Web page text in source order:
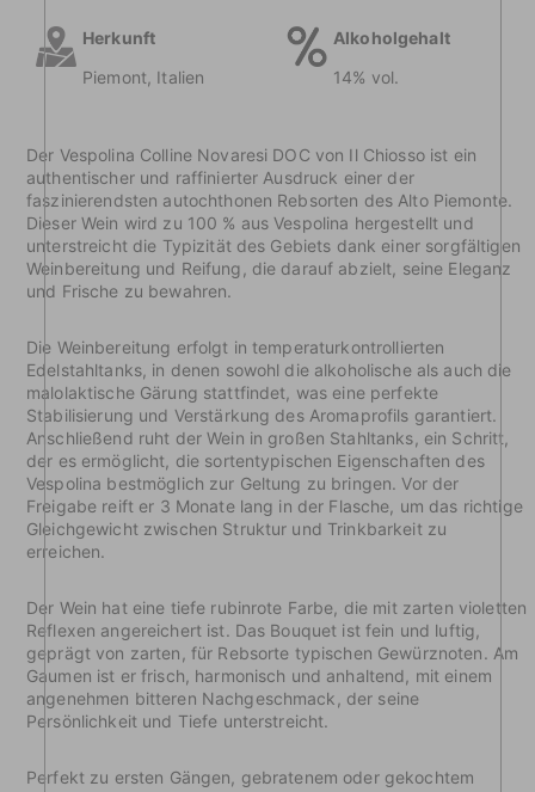
Herkunft
Piemont, Italien
Alkoholgehalt
14% vol.
Der Vespolina Colline Novaresi DOC von Il Chiosso ist ein
authentischer und raffinierter Ausdruck einer der
faszinierendsten autochthonen Rebsorten des Alto Piemonte.
Dieser Wein wird zu 100 % aus Vespolina hergestellt und
unterstreicht die Typizität des Gebiets dank einer sorgfältigen
Weinbereitung und Reifung, die darauf abzielt, seine Eleganz
und Frische zu bewahren.
Die Weinbereitung erfolgt in temperaturkontrollierten
Edelstahltanks, in denen sowohl die alkoholische als auch die
malolaktische Gärung stattfindet, was eine perfekte
Stabilisierung und Verstärkung des Aromaprofils garantiert.
Anschließend ruht der Wein in großen Stahltanks, ein Schritt,
der es ermöglicht, die sortentypischen Eigenschaften des
Vespolina bestmöglich zur Geltung zu bringen. Vor der
Freigabe reift er 3 Monate lang in der Flasche, um das richtige
Gleichgewicht zwischen Struktur und Trinkbarkeit zu
erreichen.
Der Wein hat eine tiefe rubinrote Farbe, die mit zarten violetten
Reflexen angereichert ist. Das Bouquet ist fein und luftig,
geprägt von zarten, für Rebsorte typischen Gewürznoten. Am
Gaumen ist er frisch, harmonisch und anhaltend, mit einem
angenehmen bitteren Nachgeschmack, der seine
Persönlichkeit und Tiefe unterstreicht.
Perfekt zu ersten Gängen, gebratenem oder gekochtem